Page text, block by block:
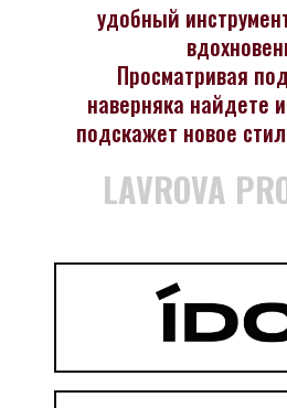
LAVROVA
удобный
Просматривая
наверняка найдете
подскажет новое